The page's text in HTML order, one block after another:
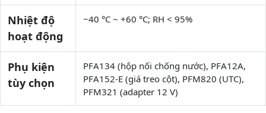
Nhiệt độ
hoạt động
−40 °C ~ +60 °C; RH < 95%
Phụ kiện
tùy chọn
PFA134 (hộp nối chống nước), PFA12A,
PFA152-E (giá treo cột), PFM820 (UTC),
PFM321 (adapter 12 V)